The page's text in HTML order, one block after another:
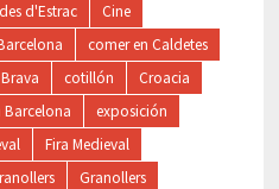
d'Estrac
Cine
comer en Caldetes
cotillón
Croacia
Barcelona
exposición
Fira Medieval
Granollers